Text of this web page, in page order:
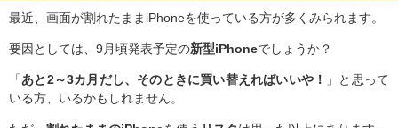
最近、画面が割れたままiPhoneを使っている方が多くみられます。
要因としては、9月頃発表予定の新型iPhoneでしょうか？
「 あと2～3カ月だし、そのときに買い替えればいいや！
」と思って
いる方、いるかもしれません。